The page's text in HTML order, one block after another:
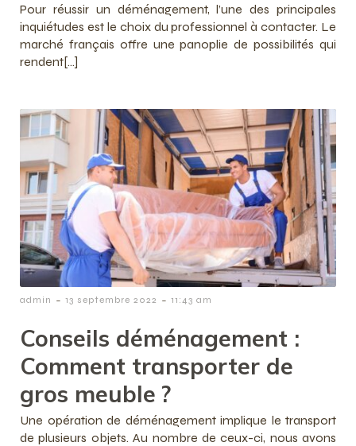
Pour réussir un déménagement, l’une des principales
inquiétudes est le choix du professionnel à contacter. Le
marché français offre une panoplie de possibilités qui
rendent[…]
admin - 13 septembre 2022 - 11:43 am
Conseils déménagement :
Comment transporter de
gros meuble ?
Une opération de déménagement implique le transport
de plusieurs objets. Au nombre de ceux-ci, nous avons